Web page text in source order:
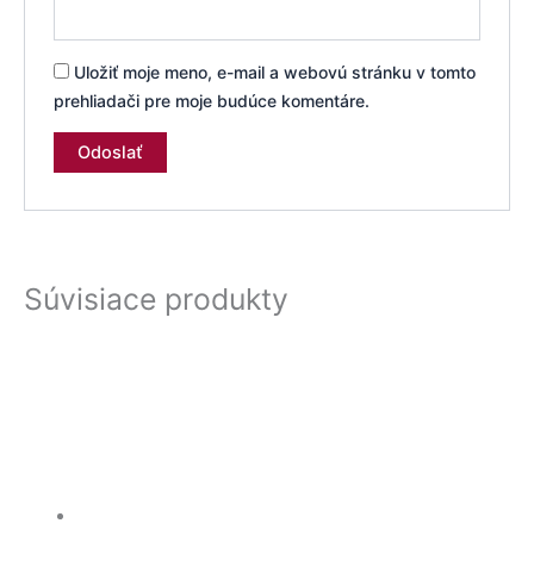
Uložiť moje meno, e-mail a webovú stránku v tomto
prehliadači pre moje budúce komentáre.
Súvisiace produkty